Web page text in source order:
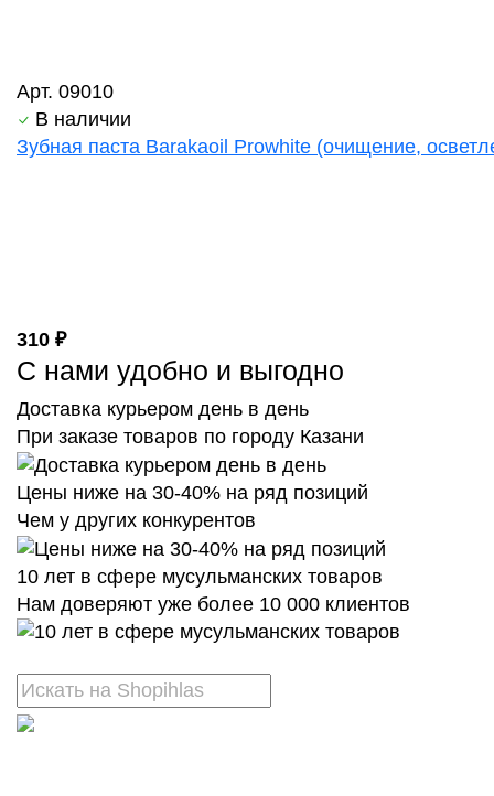
Арт. 09010
В наличии
Зубная паста Barakaoil Prowhite (очищение,
310 ₽
С нами удобно и выгодно
Доставка курьером день в день
При заказе товаров по городу Казани
Цены ниже на 30-40% на ряд позиций
Чем у других конкурентов
10 лет в сфере мусульманских товаров
Нам доверяют уже более 10 000 клиентов